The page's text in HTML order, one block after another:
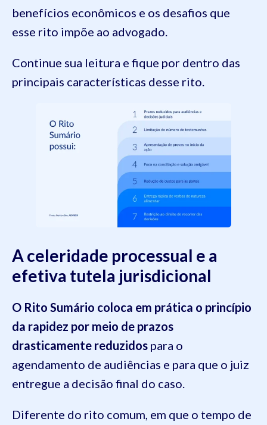
benefícios econômicos e os desafios que
esse rito impõe ao advogado.
Continue sua leitura e fique por dentro das
principais características desse rito.
A celeridade processual e a
efetiva tutela jurisdicional
O Rito Sumário coloca em prática o princípio
da rapidez por meio de prazos
drasticamente reduzidos para o
agendamento de audiências e para que o juiz
entregue a decisão final do caso.
Diferente do rito comum, em que o tempo de